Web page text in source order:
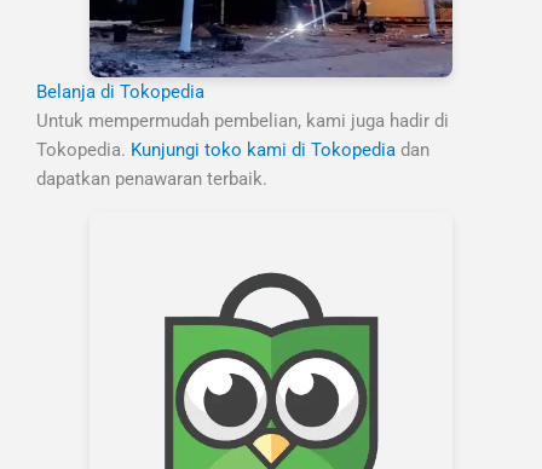
Belanja di Tokopedia
Untuk mempermudah pembelian, kami juga hadir di
Tokopedia. Kunjungi toko kami di Tokopedia dan
dapatkan penawaran terbaik.